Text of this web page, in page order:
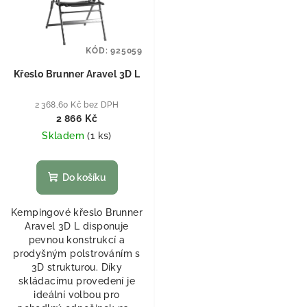
Křeslo Brunner Aravel 3D L
2 368,60 Kč bez DPH
2 866 Kč
Skladem(1 ks)
Do košíku
Kempingové křeslo Brunner
Aravel 3D L disponuje
pevnou konstrukcí a
prodyšným polstrováním s
3D strukturou. Díky
skládacímu provedení je
ideální volbou pro
KÓD:925059